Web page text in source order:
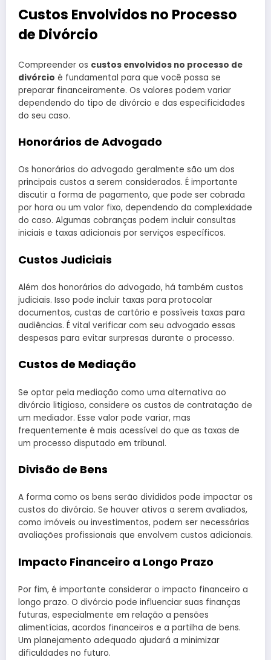
Custos Envolvidos no Processo
de Divórcio
Compreender os custos envolvidos no processo de
divórcio é fundamental para que você possa se
preparar financeiramente. Os valores podem variar
dependendo do tipo de divórcio e das especificidades
do seu caso.
Honorários de Advogado
Os honorários do advogado geralmente são um dos
principais custos a serem considerados. É importante
discutir a forma de pagamento, que pode ser cobrada
por hora ou um valor fixo, dependendo da complexidade
do caso. Algumas cobranças podem incluir consultas
iniciais e taxas adicionais por serviços específicos.
Custos Judiciais
Além dos honorários do advogado, há também custos
judiciais. Isso pode incluir taxas para protocolar
documentos, custas de cartório e possíveis taxas para
audiências. É vital verificar com seu advogado essas
despesas para evitar surpresas durante o processo.
Custos de Mediação
Se optar pela mediação como uma alternativa ao
divórcio litigioso, considere os custos de contratação de
um mediador. Esse valor pode variar, mas
frequentemente é mais acessível do que as taxas de
um processo disputado em tribunal.
Divisão de Bens
A forma como os bens serão divididos pode impactar os
custos do divórcio. Se houver ativos a serem avaliados,
como imóveis ou investimentos, podem ser necessárias
avaliações profissionais que envolvem custos adicionais.
Impacto Financeiro a Longo Prazo
Por fim, é importante considerar o impacto financeiro a
longo prazo. O divórcio pode influenciar suas finanças
futuras, especialmente em relação a pensões
alimentícias, acordos financeiros e a partilha de bens.
Um planejamento adequado ajudará a minimizar
dificuldades no futuro.